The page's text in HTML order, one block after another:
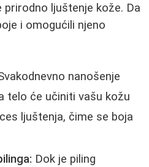
prirodno ljuštenje kože. Da
i omogućili njeno
nanošenje
telo će učiniti vašu kožu
ljuštenja, čime se boja
Dok je piling